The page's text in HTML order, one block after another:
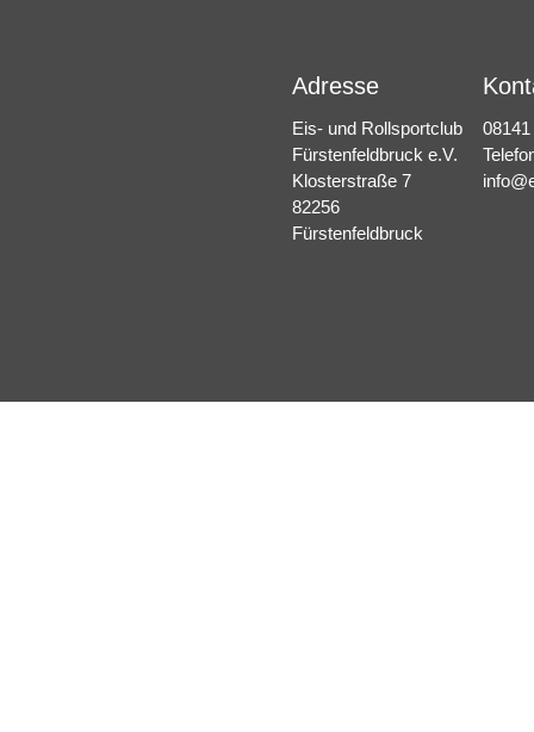
Adresse
Eis- und Rollsportclub
Fürstenfeldbruck e.V.
Klosterstraße 7
82256
Fürstenfeldbruck